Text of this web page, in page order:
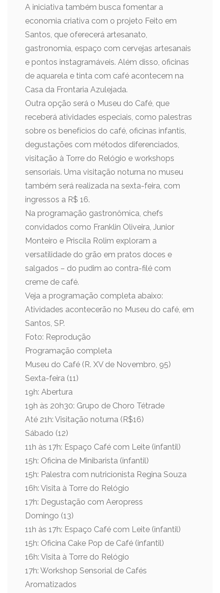
A iniciativa também busca fomentar a
economia criativa com o projeto Feito em
Santos, que oferecerá artesanato,
gastronomia, espaço com cervejas artesanais
e pontos instagramáveis. Além disso, oficinas
de aquarela e tinta com café acontecem na
Casa da Frontaria Azulejada.
Outra opção será o Museu do Café, que
receberá atividades especiais, como palestras
sobre os benefícios do café, oficinas infantis,
degustações com métodos diferenciados,
visitação à Torre do Relógio e workshops
sensoriais. Uma visitação noturna no museu
também será realizada na sexta-feira, com
ingressos a R$ 16.
Na programação gastronômica, chefs
convidados como Franklin Oliveira, Junior
Monteiro e Priscila Rolim exploram a
versatilidade do grão em pratos doces e
salgados – do pudim ao contra-filé com
creme de café.
Veja a programação completa abaixo:
Atividades acontecerão no Museu do café, em
Santos, SP.
Foto: Reprodução
Programação completa
Museu do Café (R. XV de Novembro, 95)
Sexta-feira (11)
19h: Abertura
19h às 20h30: Grupo de Choro Tétrade
Até 21h: Visitação noturna (R$16)
Sábado (12)
11h às 17h: Espaço Café com Leite (infantil)
15h: Oficina de Minibarista (infantil)
15h: Palestra com nutricionista Regina Souza
16h: Visita à Torre do Relógio
17h: Degustação com Aeropress
Domingo (13)
11h às 17h: Espaço Café com Leite (infantil)
15h: Oficina Cake Pop de Café (infantil)
16h: Visita à Torre do Relógio
17h: Workshop Sensorial de Cafés
Aromatizados